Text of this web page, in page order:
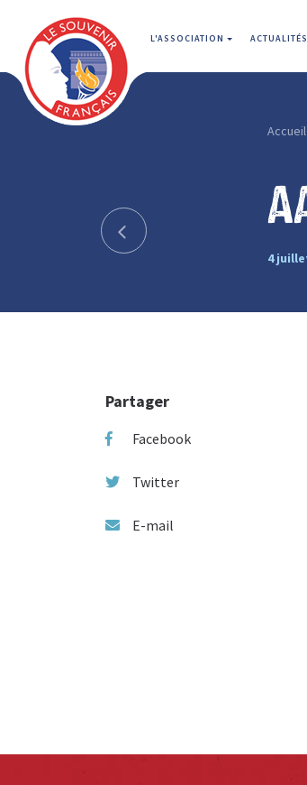
L'ASSOCIATION ACTUALITÉS
Accueil
4
Partager
Facebook
Twitter
E-mail